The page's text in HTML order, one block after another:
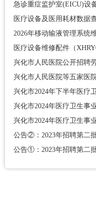
急诊重症监护室(EICU)设
医疗设备及医用耗材数据
2026年移动输液管理系统
医疗设备维修配件（
兴化市人民医院公开招聘
兴化市人民医院等五家医
兴化市2024年下半年医疗
兴化市2024年医疗卫生事
兴化市2024年医疗卫生事
公告②：2023年招聘第二
公告①：2023年招聘第二